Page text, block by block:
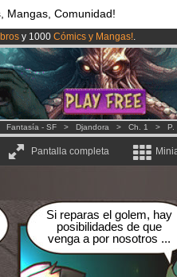
Mangas, Comunidad!
y 1000 Cómics y Mangas!.
3.95 eurosal mes!Hazte Premium ya
desormado lanzado!.
Fantasía - SF > Djandora > Ch. 1 > P.
Pantalla completa
Si reparas el golem, hay
posibilidades de que
venga a por nosotros ...